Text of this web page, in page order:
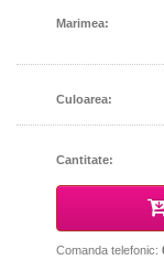
Marimea:
Culoarea:
Cantitate:
Comanda telefonic: